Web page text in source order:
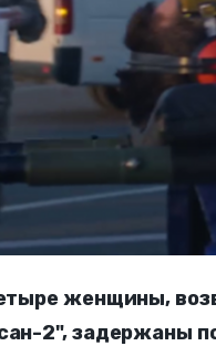
женщины,
2", задержаны